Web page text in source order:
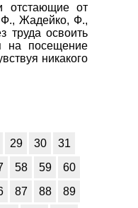
отстающие от
Ф., Жадейко, Ф.,
труда освоить
на посещение
никакого
29 30
31
58 59
60
87 88
89